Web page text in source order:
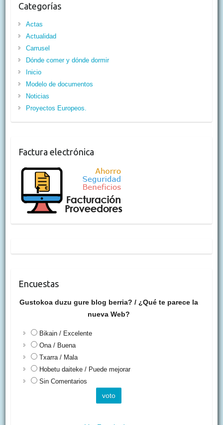
Categorías
Actas
Actualidad
Carrusel
Dónde comer y dónde dormir
Inicio
Modelo de documentos
Noticias
Proyectos Europeos.
Factura electrónica
Encuestas
Gustokoa duzu gure blog berria? / ¿Qué te parece la
nueva Web?
Bikain / Excelente
Ona / Buena
Txarra / Mala
Hobetu daiteke / Puede mejorar
Sin Comentarios